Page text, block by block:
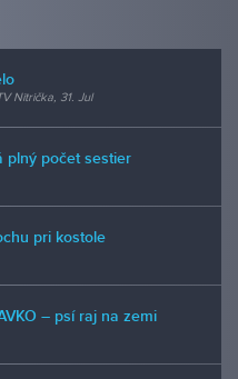
Nitrička, 31. Jul
plný počet sestier
pri kostole
– psí raj na zemi